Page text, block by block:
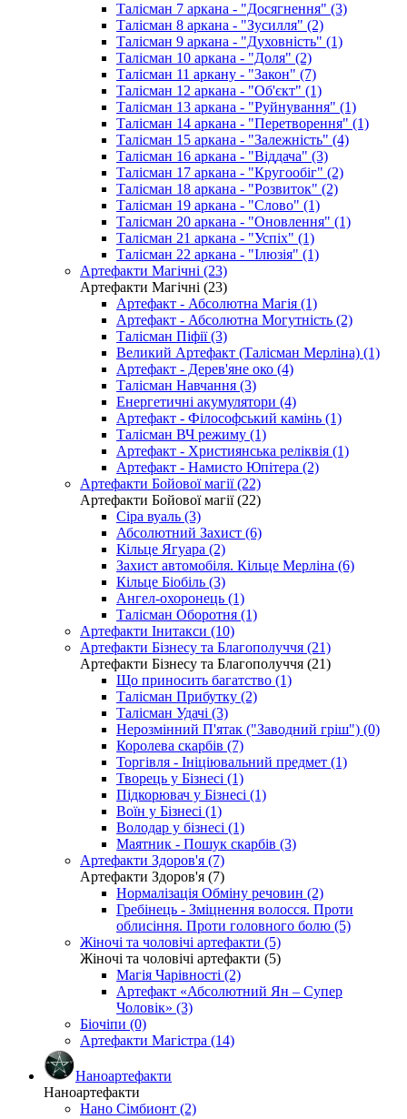
Талісман 7 аркана - "Досягнення" (3)
Талісман 8 аркана - "Зусилля" (2)
Талісман 9 аркана - "Духовність" (1)
Талісман 10 аркана - "Доля" (2)
Талісман 11 аркану - "Закон" (7)
Талісман 12 аркана - "Об'єкт" (1)
Талісман 13 аркана - "Руйнування" (1)
Талісман 14 аркана - "Перетворення" (1)
Талісман 15 аркана - "Залежність" (4)
Талісман 16 аркана - "Віддача" (3)
Талісман 17 аркана - "Кругообіг" (2)
Талісман 18 аркана - "Розвиток" (2)
Талісман 19 аркана - "Слово" (1)
Талісман 20 аркана - "Оновлення" (1)
Талісман 21 аркана - "Успіх" (1)
Талісман 22 аркана - "Ілюзія" (1)
Артефакти Магічні (23)
Артефакти Магічні (23)
Артефакт - Абсолютна Магія (1)
Артефакт - Абсолютна Могутність (2)
Талісман Піфії (3)
Великий Артефакт (Талісман Мерліна) (1)
Артефакт - Дерев'яне око (4)
Талісман Навчання (3)
Енергетичні акумулятори (4)
Артефакт - Філософський камінь (1)
Талісман ВЧ режиму (1)
Артефакт - Християнська реліквія (1)
Артефакт - Намисто Юпітера (2)
Артефакти Бойової магії (22)
Артефакти Бойової магії (22)
Сіра вуаль (3)
Абсолютний Захист (6)
Кільце Ягуара (2)
Захист автомобіля. Кільце Мерліна (6)
Кільце Біобіль (3)
Ангел-охоронець (1)
Талісман Оборотня (1)
Артефакти Інитакси (10)
Артефакти Бізнесу та Благополуччя (21)
Артефакти Бізнесу та Благополуччя (21)
Що приносить багатство (1)
Талісман Прибутку (2)
Талісман Удачі (3)
Нерозмінний П'ятак ("Заводний гріш") (0)
Королева скарбів (7)
Торгівля - Ініціювальний предмет (1)
Творець у Бізнесі (1)
Підкорювач у Бізнесі (1)
Воїн у Бізнесі (1)
Володар у бізнесі (1)
Маятник - Пошук скарбів (3)
Артефакти Здоров'я (7)
Артефакти Здоров'я (7)
Нормалізація Обміну речовин (2)
Гребінець - Зміцнення волосся. Проти
облисіння. Проти головного болю (5)
Жіночі та чоловічі артефакти (5)
Жіночі та чоловічі артефакти (5)
Магія Чарівності (2)
Артефакт «Абсолютний Ян – Супер
Чоловік» (3)
Біочіпи (0)
Артефакти Магістра (14)
Наноартефакти
Наноартефакти
Нано Сімбионт (2)